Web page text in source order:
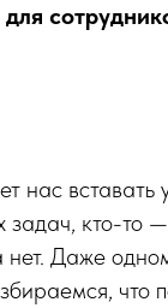
нас
задач, кто-
Даже
что